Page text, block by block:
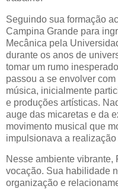
Seguindo sua formação
Campina Grande para
Mecânica pela
durante os anos de
tomar um rumo
passou a se envolver
música, inicialmente
e produções artísticas.
auge das micaretas e da
movimento musical que
impulsionava a
Nesse ambiente vibrante,
vocação. Sua habilidade
organização e